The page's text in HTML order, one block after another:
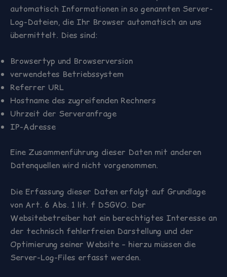
automatisch Informationen in so genannten Server-
Log-Dateien, die Ihr Browser automatisch an uns
übermittelt. Dies sind:
Browsertyp und Browserversion
verwendetes Betriebssystem
Referrer URL
Hostname des zugreifenden Rechners
Uhrzeit der Serveranfrage
IP-Adresse
Eine Zusammenführung dieser Daten mit anderen
Datenquellen wird nicht vorgenommen.
Die Erfassung dieser Daten erfolgt auf Grundlage
von Art. 6 Abs. 1 lit. f DSGVO. Der
Websitebetreiber hat ein berechtigtes Interesse an
der technisch fehlerfreien Darstellung und der
Optimierung seiner Website – hierzu müssen die
Server-Log-Files erfasst werden.